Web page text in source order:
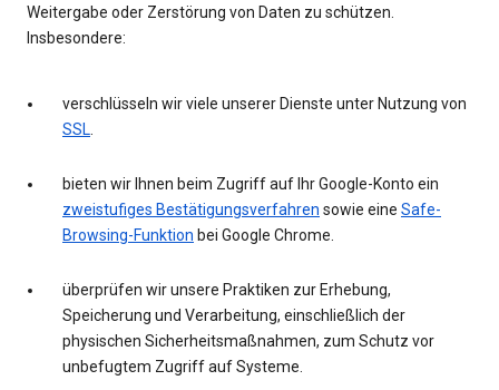
Weitergabe oder Zerstörung von Daten zu schützen.
Insbesondere:
verschlüsseln wir viele unserer Dienste unter Nutzung von
SSL.
bieten wir Ihnen beim Zugriff auf Ihr Google-Konto ein
zweistufiges Bestätigungsverfahren sowie eine Safe-
Browsing-Funktion bei Google Chrome.
überprüfen wir unsere Praktiken zur Erhebung,
Speicherung und Verarbeitung, einschließlich der
physischen Sicherheitsmaßnahmen, zum Schutz vor
unbefugtem Zugriff auf Systeme.